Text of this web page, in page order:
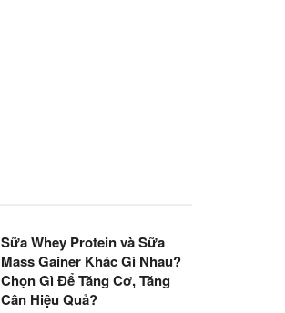
Sữa Whey Protein và Sữa
Mass Gainer Khác Gì Nhau?
Chọn Gì Để Tăng Cơ, Tăng
Cân Hiệu Quả?